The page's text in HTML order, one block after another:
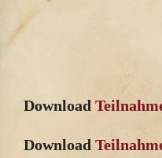
Download
Download